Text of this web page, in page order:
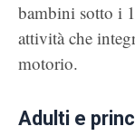
bambini sotto i
attività che
motorio.
Adulti e